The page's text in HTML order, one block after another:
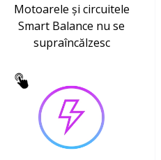
Motoarele și circuitele
Smart Balance nu se
supraîncălzesc